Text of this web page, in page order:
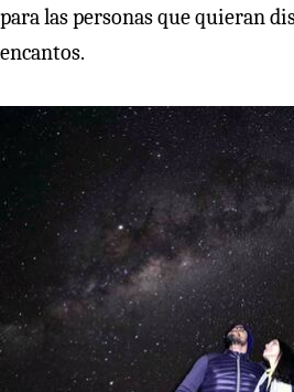
para las personas que quieran
encantos.